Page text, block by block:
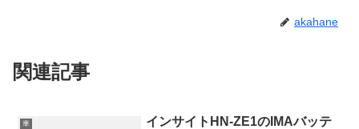
akahane
関連記事
車
インサイトHN-ZE1のIMAバッテ